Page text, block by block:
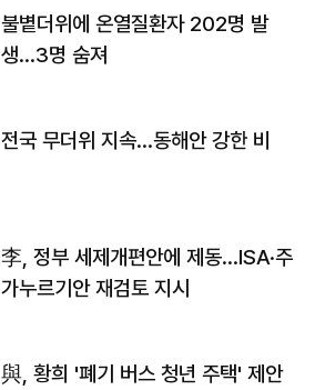
불볕더위에 온열질환자 202명 발
생…3명 숨져
전국 무더위 지속…동해안 강한 비
李, 정부 세제개편안에 제동…ISA·주
가누르기안 재검토 지시
與, 황희 '폐기 버스 청년 주택' 제안